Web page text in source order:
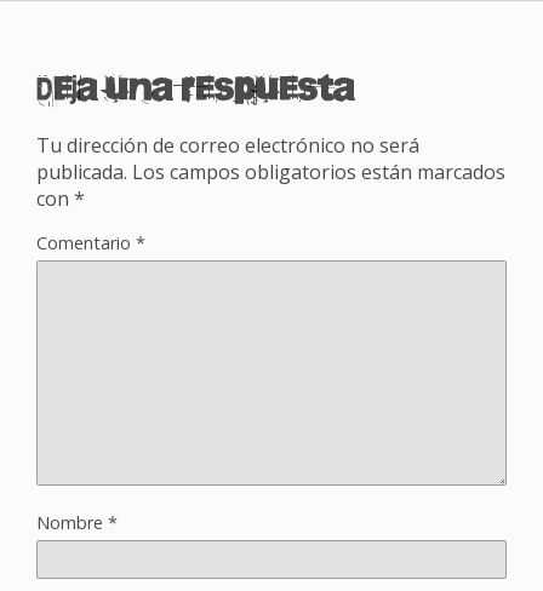
Deja una respuesta
Tu dirección de correo electrónico no será
publicada. Los campos obligatorios están marcados
con *
Comentario *
Nombre *